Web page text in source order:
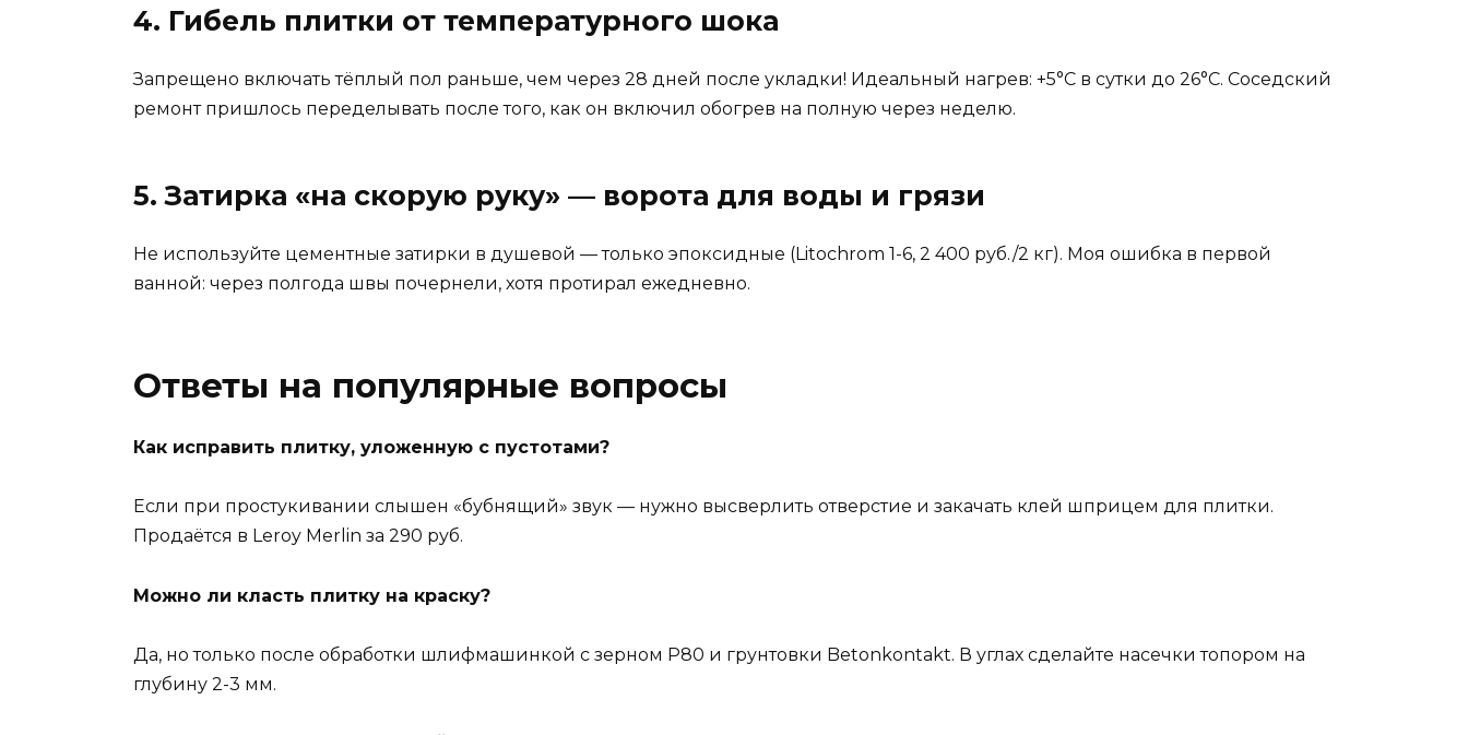
4. Гибель плитки от температурного шока
Запрещено включать тёплый пол раньше, чем через 28 дней после укладки! Идеальный нагрев: +5°C в сутки до 26°C. Соседский
ремонт пришлось переделывать после того, как он включил обогрев на полную через неделю.
5. Затирка «на скорую руку» — ворота для воды и грязи
Не используйте цементные затирки в душевой — только эпоксидные (Litochrom 1-6, 2 400 руб./2 кг). Моя ошибка в первой
ванной: через полгода швы почернели, хотя протирал ежедневно.
Ответы на популярные вопросы
Как исправить плитку, уложенную с пустотами?
Если при простукивании слышен «бубнящий» звук — нужно высверлить отверстие и закачать клей шприцем для плитки.
Продаётся в Leroy Merlin за 290 руб.
Можно ли класть плитку на краску?
Да, но только после обработки шлифмашинкой с зерном Р80 и грунтовки Betonkontakt. В углах сделайте насечки топором на
глубину 2-3 мм.